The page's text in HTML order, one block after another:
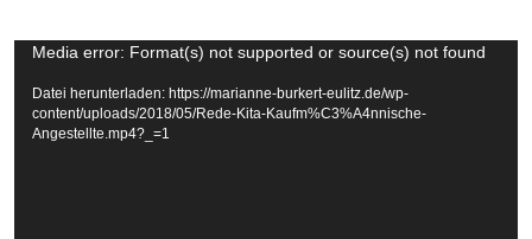
Video-
Player
Media error: Format(s) not supported or source(s) not found
Datei herunterladen: https://marianne-burkert-eulitz.de/wp-
content/uploads/2018/05/Rede-Kita-Kaufm%C3%A4nnische-
Angestellte.mp4?_=1